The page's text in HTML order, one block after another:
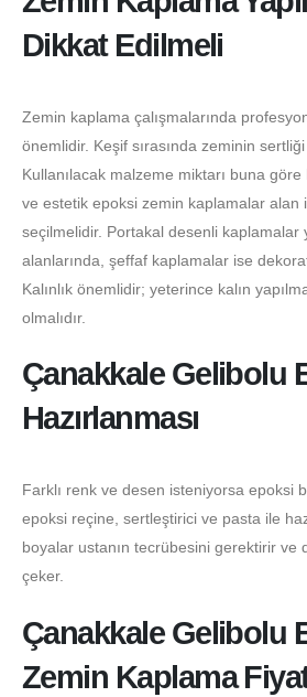
Dikkat Edilmeli
Zemin kaplama çalışmalarında
önemlidir. Keşif sırasında zeminin
Kullanılacak malzeme miktarı buna göre
ve estetik epoksi zemin kaplamalar alan
seçilmelidir. Portakal desenli kaplamalar
alanlarında, şeffaf kaplamalar ise
Kalınlık önemlidir; yeterince kalın
olmalıdır.
Çanakkale Gelibolu
Hazırlanması
Farklı renk ve desen isteniyorsa epoksi
epoksi reçine, sertleştirici ve pasta ile
boyalar ustanın tecrübesini gerektirir ve
çeker.
Çanakkale Gelibolu
Zemin Kaplama